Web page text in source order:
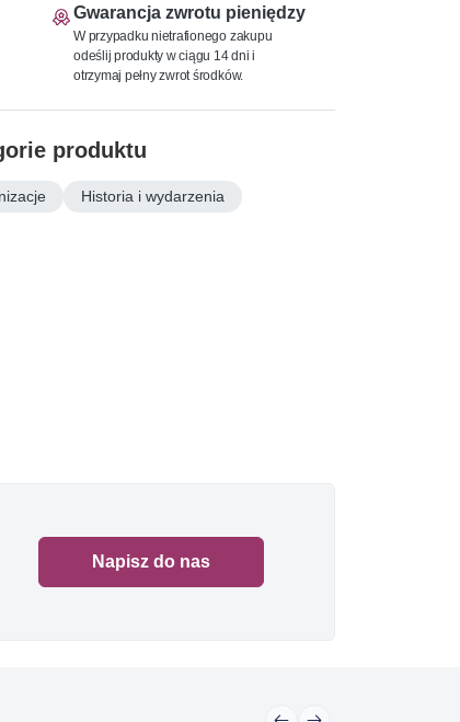
Gwarancja zwrotu pieniędzy
W przypadku nietrafionego zakupu
odeślij produkty w ciągu 14 dni i
otrzymaj pełny zwrot środków.
produktu
Historia i wydarzenia
Napisz do nas